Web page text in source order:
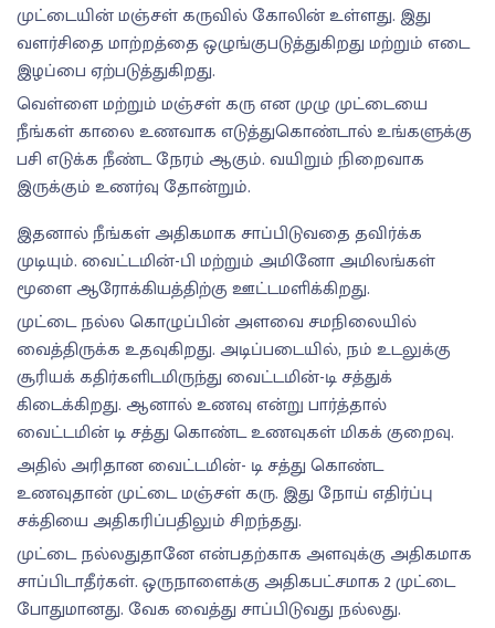
முட்டையின் மஞ்சள் கருவில் கோலின் உள்ளது. இது
வளர்சிதை மாற்றத்தை ஒழுங்குபடுத்துகிறது மற்றும் எடை
இழப்பை ஏற்படுத்துகிறது.
வெள்ளை மற்றும் மஞ்சள் கரு என முழு முட்டையை
நீங்கள் காலை உணவாக எடுத்துகொண்டால் உங்களுக்கு
பசி எடுக்க நீண்ட நேரம் ஆகும். வயிறும் நிறைவாக
இருக்கும் உணர்வு தோன்றும்.
இதனால் நீங்கள் அதிகமாக சாப்பிடுவதை தவிர்க்க
முடியும். வைட்டமின்-பி மற்றும் அமினோ அமிலங்கள்
மூளை ஆரோக்கியத்திற்கு ஊட்டமளிக்கிறது.
முட்டை நல்ல கொழுப்பின் அளவை சமநிலையில்
வைத்திருக்க உதவுகிறது. அடிப்படையில், நம் உடலுக்கு
சூரியக் கதிர்களிடமிருந்து வைட்டமின்-டி சத்துக்
கிடைக்கிறது. ஆனால் உணவு என்று பார்த்தால்
வைட்டமின் டி சத்து கொண்ட உணவுகள் மிகக் குறைவு.
அதில் அரிதான வைட்டமின்- டி சத்து கொண்ட
உணவுதான் முட்டை மஞ்சள் கரு. இது நோய் எதிர்ப்பு
சக்தியை அதிகரிப்பதிலும் சிறந்தது.
முட்டை நல்லதுதானே என்பதற்காக அளவுக்கு அதிகமாக
சாப்பிடாதீர்கள். ஒருநாளைக்கு அதிகபட்சமாக 2 முட்டை
போதுமானது. வேக வைத்து சாப்பிடுவது நல்லது.